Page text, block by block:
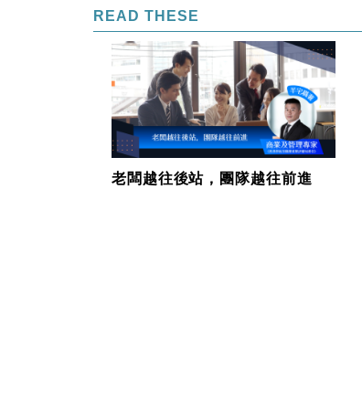
READ THESE
老闆越往後站，團隊越往前進